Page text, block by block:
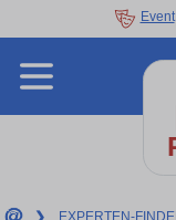
Event
❯ EXPERTEN-